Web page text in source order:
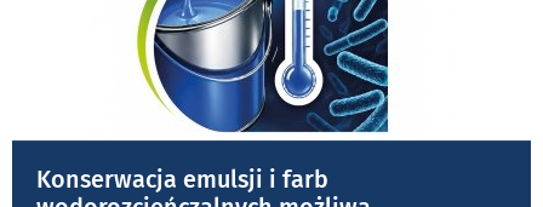
Konserwacja emulsji i farb